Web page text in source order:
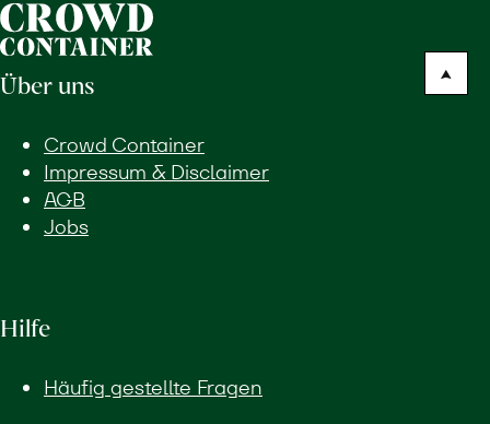
Über uns
Crowd Container
Impressum & Disclaimer
AGB
Jobs
Hilfe
Häufig gestellte Fragen